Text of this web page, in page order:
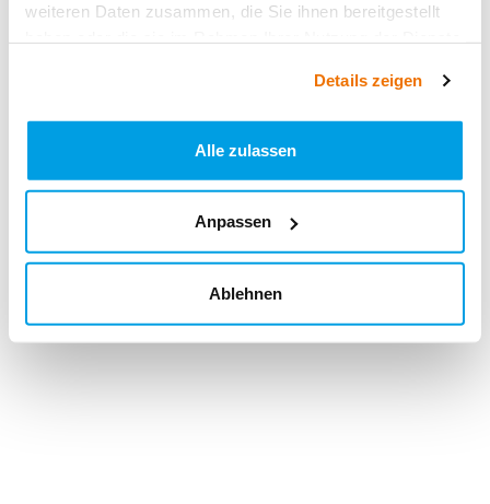
weiteren Daten zusammen, die Sie ihnen bereitgestellt
Details zeigen
Alle zulassen
Anpassen
Ablehnen